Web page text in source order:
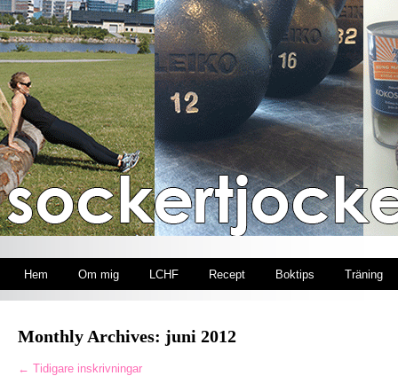
Hem Om mig LCHF Recept Boktips Träning
Monthly Archives: juni 2012
← Tidigare inskrivningar